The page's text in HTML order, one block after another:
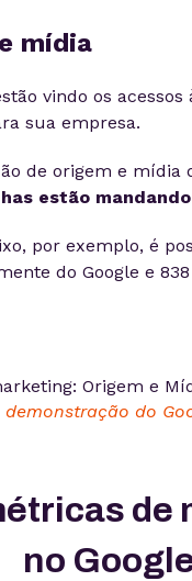
mídia
vindo os
sua empresa.
de origem e mídia
estão
por exemplo, é
do Google e
do
de
no